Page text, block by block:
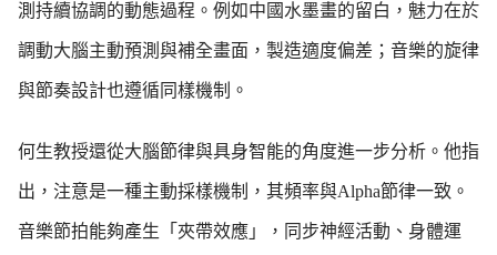
測持續協調的動態過程。例如中國水墨畫的留白，魅力在於
調動大腦主動預測與補全畫面，製造適度偏差；音樂的旋律
與節奏設計也遵循同樣機制。
何生教授還從大腦節律與具身智能的角度進一步分析。他指
出，注意是一種主動採樣機制，其頻率與Alpha節律一致。
音樂節拍能夠產生「夾帶效應」，同步神經活動、身體運